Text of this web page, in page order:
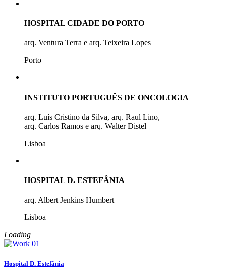
HOSPITAL CIDADE DO PORTO
arq. Ventura Terra e arq. Teixeira Lopes
Porto
INSTITUTO PORTUGUÊS DE ONCOLOGIA
arq. Luís Cristino da Silva, arq. Raul Lino,
arq. Carlos Ramos e arq. Walter Distel
Lisboa
HOSPITAL D. ESTEFÂNIA
arq. Albert Jenkins Humbert
Lisboa
Loading
Hospital D. Estefânia